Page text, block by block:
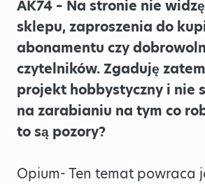
AK74 – Na stronie nie
sklepu, zaproszenia do
abonamentu czy
czytelników. Zgaduję
projekt hobbystyczny i nie
na zarabianiu na tym co
to są pozory?
Opium- Ten temat powraca